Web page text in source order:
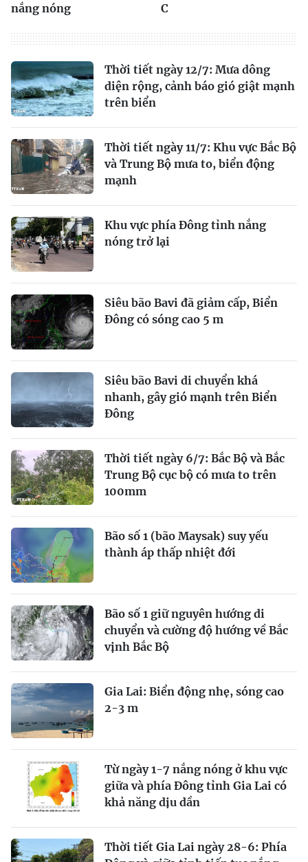
nắng nóng
C
Thời tiết ngày 12/7: Mưa dông
diện rộng, cảnh báo gió giật mạnh
trên biển
Thời tiết ngày 11/7: Khu vực Bắc Bộ
và Trung Bộ mưa to, biển động
mạnh
Khu vực phía Đông tỉnh nắng
nóng trở lại
Siêu bão Bavi đã giảm cấp, Biển
Đông có sóng cao 5 m
Siêu bão Bavi di chuyển khá
nhanh, gây gió mạnh trên Biển
Đông
Thời tiết ngày 6/7: Bắc Bộ và Bắc
Trung Bộ cục bộ có mưa to trên
100mm
Bão số 1 (bão Maysak) suy yếu
thành áp thấp nhiệt đới
Bão số 1 giữ nguyên hướng di
chuyển và cường độ hướng về Bắc
vịnh Bắc Bộ
Gia Lai: Biển động nhẹ, sóng cao
2-3 m
Từ ngày 1-7 nắng nóng ở khu vực
giữa và phía Đông tỉnh Gia Lai có
khả năng dịu dần
Thời tiết Gia Lai ngày 28-6: Phía